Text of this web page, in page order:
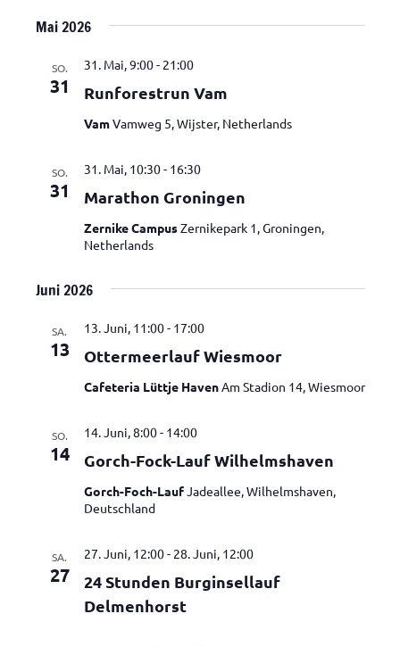
wählen.
Mai 2026
SO.
31 Runforestrun Vam
31. Mai, 9:00- 21:00
VamVamweg 5, Wijster, Netherlands
SO.
31 Marathon Groningen
31. Mai, 10:30- 16:30
Zernike CampusZernikepark 1, Groningen,
Netherlands
Juni 2026
SA.
13 Ottermeerlauf Wiesmoor
13. Juni, 11:00- 17:00
Cafeteria Lüttje HavenAm Stadion 14, Wiesmoor
SO.
14 Gorch-Fock-Lauf Wilhelmshaven
14. Juni, 8:00- 14:00
Gorch-Foch-LaufJadeallee, Wilhelmshaven,
Deutschland
SA.
27
24 Stunden Burginsellauf
Delmenhorst
27. Juni, 12:00- 28. Juni, 12:00